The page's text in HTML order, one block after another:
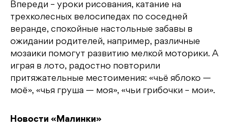
Впереди – уроки рисования, катание на
трехколесных велосипедах по соседней
веранде, спокойные настольные забавы в
ожидании родителей, например, различные
мозаики помогут развитию мелкой моторики. А
играя в лото, радостно повторили
притяжательные местоимения: «чьё яблоко —
моё», «чья груша — моя», «чьи грибочки – мои».
Новости «Малинки»